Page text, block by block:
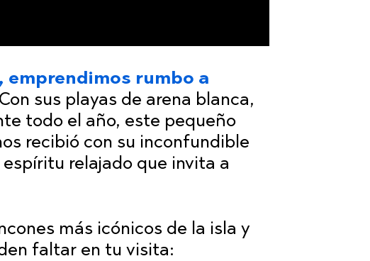
, emprendimos rumbo a
sus playas de arena blanca,
todo el año, este pequeño
recibió con su inconfundible
relajado que invita a
más icónicos de la isla y
faltar en tu visita: